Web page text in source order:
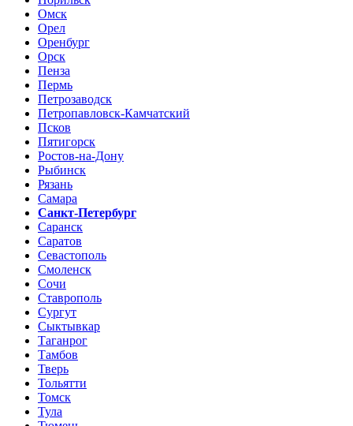
Омск
Орел
Оренбург
Орск
Пенза
Пермь
Петрозаводск
Петропавловск-Камчатский
Псков
Пятигорск
Ростов-на-Дону
Рыбинск
Рязань
Самара
Санкт-Петербург
Саранск
Саратов
Севастополь
Смоленск
Сочи
Ставрополь
Сургут
Сыктывкар
Таганрог
Тамбов
Тверь
Тольятти
Томск
Тула